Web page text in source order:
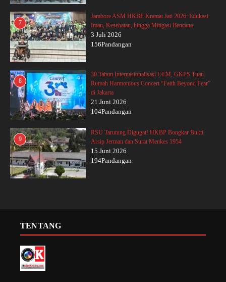
7
Jambore ASM HKBP Kramat Jati 2026: Edukasi
Iman, Kesehatan, hingga Mitigasi Bencana
3 Juli 2026
156Pandangan
8
30 Tahun Internasionalisasi UEM, GKPS Tuan
Rumah Harmonious Concert “Faith Beyond Fear”
di Jakarta
21 Juni 2026
104Pandangan
9
RSU Tarutung Digugat! HKBP Bongkar Bukti
Arsip Jerman dan Surat Menkes 1954
15 Juni 2026
194Pandangan
TENTANG